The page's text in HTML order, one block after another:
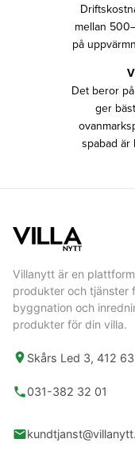
mellan
på
Det beror
ger
spabad är
Villanytt är en
produkter och tjänster
byggnation och
produkter för din villa.
Skårs Led 3, 412
031-382 32 01